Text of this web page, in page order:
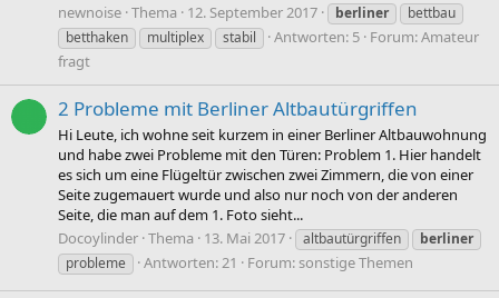
newnoise Thema 12. September 2017 berliner
bettbau
betthaken
multiplex stabil Antworten: 5 Forum:Amateur
fragt
2 Probleme mit Berliner Altbautürgriffen
Hi Leute, ich wohne seit kurzem in einer Berliner Altbauwohnung
und habe zwei Probleme mit den Türen: Problem 1. Hier handelt
es sich um eine Flügeltür zwischen zwei Zimmern, die von einer
Seite zugemauert wurde und also nur noch von der anderen
Seite, die man auf dem 1. Foto sieht...
Docoylinder Thema 13. Mai 2017 altbautürgriffen
berliner
probleme
Antworten: 21 Forum:sonstige Themen